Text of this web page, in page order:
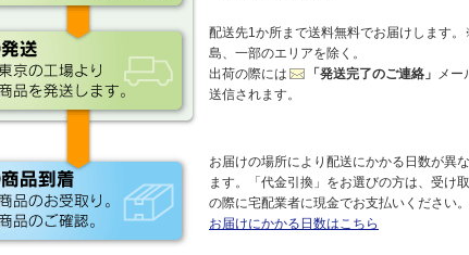
配送先1か所まで送料無料でお届けします
島、一部のエリアを除く。
出荷の際には
「発送完了のご連絡」
メー
送信されます。
お届けの場所により配送にかかる日数が異
ます。「代金引換」をお選びの方は、受け
の際に宅配業者に現金でお支払いください。
お届けにかかる日数はこちら